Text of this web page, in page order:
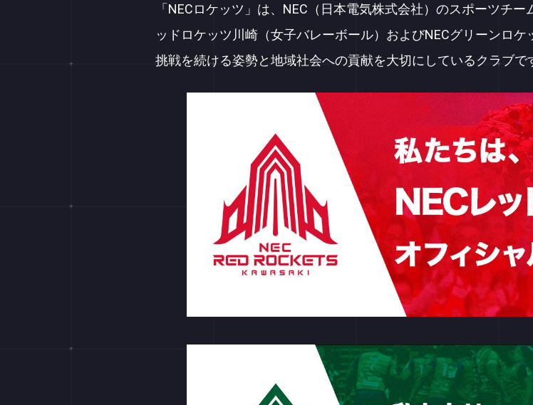
「NECロケッツ」は、NEC（日本電気株式会社）のスポーツチ
ッドロケッツ川崎（女子バレーボール）およびNECグリーンロ
挑戦を続ける姿勢と地域社会への貢献を大切にしているクラブで